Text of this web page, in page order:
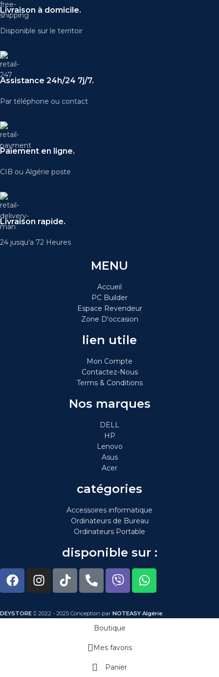
Livraison à domicile.
Disponible sur le territoir
Assistance 24h/24 7j/7.
Par téléphone ou contact
Paiement en ligne.
CIB ou Algérie poste
Livraison rapide.
24 jusqu'a 72 Heures
MENU
Accueil
PC Builder
Espace Revendeur
Zone D'occasion
lien utile
Mon Compte
Contactez-Nous
Terms & Conditions
Nos marques
DELL
HP
Lenovo
Asus
Acer
catégories
Accessoires informatique
Ordinateurs de Bureau
Ordinateurs Portable
disponible sur :
DEYSTORE 2022 - 2025 Conception par NOTEASY Algérie.
Boutique
Mes favoris
Panier